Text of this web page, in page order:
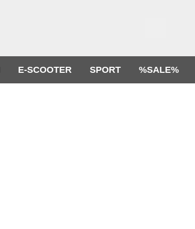
E-SCOOTER SPORT %SALE%